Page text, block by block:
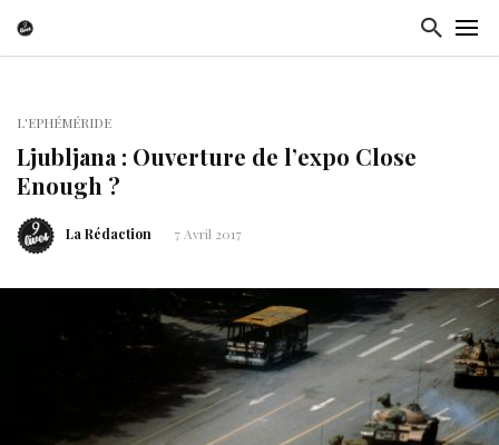
L'EPHÉMÉRIDE
Ljubljana : Ouverture de l’expo Close
Enough ?
La Rédaction 7 Avril 2017